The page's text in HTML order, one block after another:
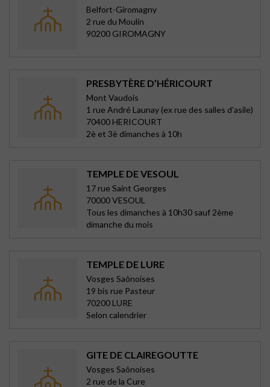
Belfort-Giromagny
2 rue du Moulin
90200 GIROMAGNY
PRESBYTÈRE D’HÉRICOURT
Mont Vaudois
1 rue André Launay (ex rue des salles d'asile)
70400 HERICOURT
2è et 3è dimanches à 10h
TEMPLE DE VESOUL
17 rue Saint Georges
70000 VESOUL
Tous les dimanches à 10h30 sauf 2ème
dimanche du mois
TEMPLE DE LURE
Vosges Saônoises
19 bis rue Pasteur
70200 LURE
Selon calendrier
GITE DE CLAIREGOUTTE
Vosges Saônoises
2 rue de la Cure